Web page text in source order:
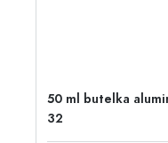
50 ml butelka
32